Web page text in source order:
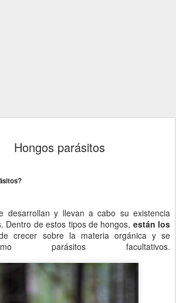
Hongos parásitos
desarrollan y llevan a cabo su existencia
Dentro de estos tipos de hongos, están los
crecer sobre la materia orgánica y se
parásitos facultativos.